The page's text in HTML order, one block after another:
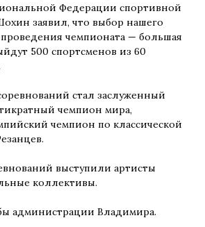
Федерации спортивной
заявил, что выбор нашего
проведения чемпионата — большая
500 спортсменов из 60
стал заслуженный
чемпион мира,
чемпион по классической
выступили артисты
коллективы.
администрации Владимира.